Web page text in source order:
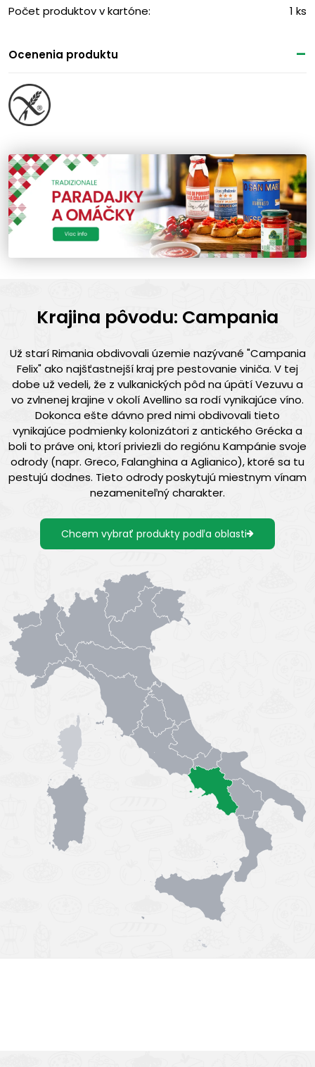
Počet produktov v kartóne: 1 ks
Ocenenia produktu
Krajina pôvodu: Campania
Už starí Rimania obdivovali územie nazývané "Campania
Felix" ako najšťastnejší kraj pre pestovanie viniča. V tej
dobe už vedeli, že z vulkanických pôd na úpätí Vezuvu a
vo zvlnenej krajine v okolí Avellino sa rodí vynikajúce víno.
Dokonca ešte dávno pred nimi obdivovali tieto
vynikajúce podmienky kolonizátori z antického Grécka a
boli to práve oni, ktorí priviezli do regiónu Kampánie svoje
odrody (napr. Greco, Falanghina a Aglianico), ktoré sa tu
pestujú dodnes. Tieto odrody poskytujú miestnym vínam
nezameniteľný charakter.
Chcem vybrať produkty podľa oblasti